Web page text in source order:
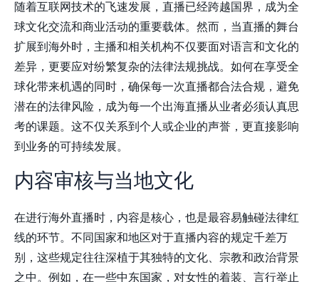
随着互联网技术的飞速发展，直播已经跨越国界，成为全
球文化交流和商业活动的重要载体。然而，当直播的舞台
扩展到海外时，主播和相关机构不仅要面对语言和文化的
差异，更要应对纷繁复杂的法律法规挑战。如何在享受全
球化带来机遇的同时，确保每一次直播都合法合规，避免
潜在的法律风险，成为每一个出海直播从业者必须认真思
考的课题。这不仅关系到个人或企业的声誉，更直接影响
到业务的可持续发展。
内容审核与当地文化
在进行海外直播时，内容是核心，也是最容易触碰法律红
线的环节。不同国家和地区对于直播内容的规定千差万
别，这些规定往往深植于其独特的文化、宗教和政治背景
之中。例如，在一些中东国家，对女性的着装、言行举止